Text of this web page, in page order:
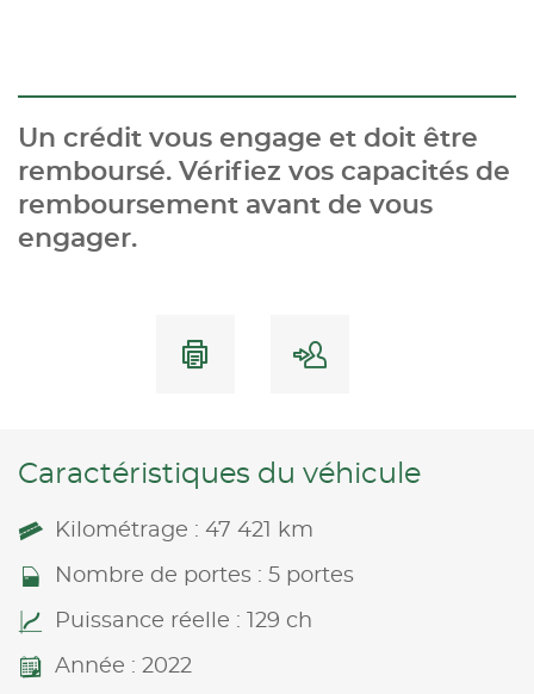
Un crédit vous engage et doit être
remboursé. Vérifiez vos capacités de
remboursement avant de vous
engager.
Caractéristiques du véhicule
Kilométrage : 47 421 km
Nombre de portes : 5 portes
Puissance réelle : 129 ch
Année : 2022